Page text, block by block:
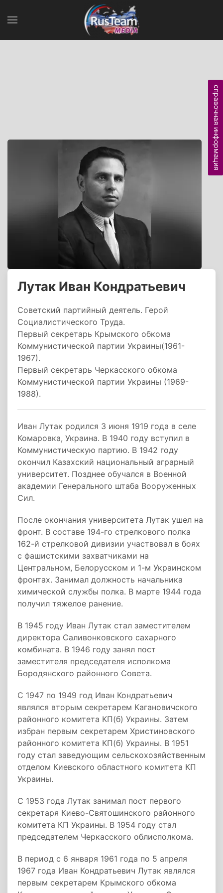
Лутак Иван Кондратьевич
Советский партийный деятель. Герой
Социалистического Труда.
Первый секретарь Крымского обкома
Коммунистической партии Украины(1961-
1967).
Первый секретарь Черкасского обкома
Коммунистической партии Украины (1969-
1988).
Иван Лутак родился 3 июня 1919 года в селе
Комаровка, Украина. В 1940 году вступил в
Коммунистическую партию. В 1942 году
окончил Казахский национальный аграрный
университет. Позднее обучался в Военной
академии Генерального штаба Вооруженных
Сил.
После окончания университета Лутак ушел на
фронт. В составе 194-го стрелкового полка
162-й стрелковой дивизии участвовал в боях
с фашистскими захватчиками на
Центральном, Белорусском и 1-м Украинском
фронтах. Занимал должность начальника
химической службы полка. В марте 1944 года
получил тяжелое ранение.
В 1945 году Иван Лутак стал заместителем
директора Саливонковского сахарного
комбината. В 1946 году занял пост
заместителя председателя исполкома
Бородянского районного Совета.
С 1947 по 1949 год Иван Кондратьевич
являлся вторым секретарем Кагановичского
районного комитета КП(б) Украины. Затем
избран первым секретарем Христиновского
районного комитета КП(б) Украины. В 1951
году стал заведующим сельскохозяйственным
отделом Киевского областного комитета КП
Украины.
С 1953 года Лутак занимал пост первого
секретаря Киево-Святошинского районного
комитета КП Украины. В 1954 году стал
председателем Черкасского облисполкома.
В период с 6 января 1961 года по 5 апреля
1967 года Иван Кондратьевич Лутак являлся
первым секретарем Крымского обкома
справочная информация